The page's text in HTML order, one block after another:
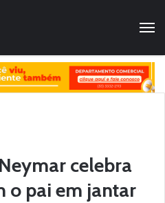
celebra
o pai em jantar